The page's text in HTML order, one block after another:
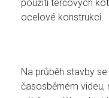
použití terčových
ocelové konstrukci.
Na průběh stavby
časosběrném videu,